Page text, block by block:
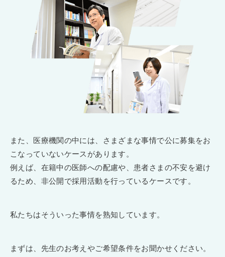
また、医療機関の中には、さまざまな事情で公に募集をお
こなっていないケースがあります。
例えば、在籍中の医師への配慮や、患者さまの不安を避け
るため、非公開で採用活動を行っているケースです。
私たちはそういった事情を熟知しています。
まずは、先生のお考えやご希望条件をお聞かせください。